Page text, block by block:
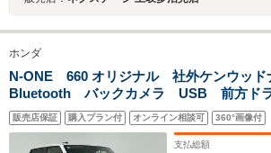
ホンダ
N-ONE 660 オリジナル 社外ケンウッ
Bluetooth バックカメラ USB 前方ドラ
ービルトインETC コーナーセンサー ク
ロール LEDヘッドライト ヘッドライト
ー スマートキー
販売店保証 購入プラン付 オンライン相談可 360°画像付
支払総額